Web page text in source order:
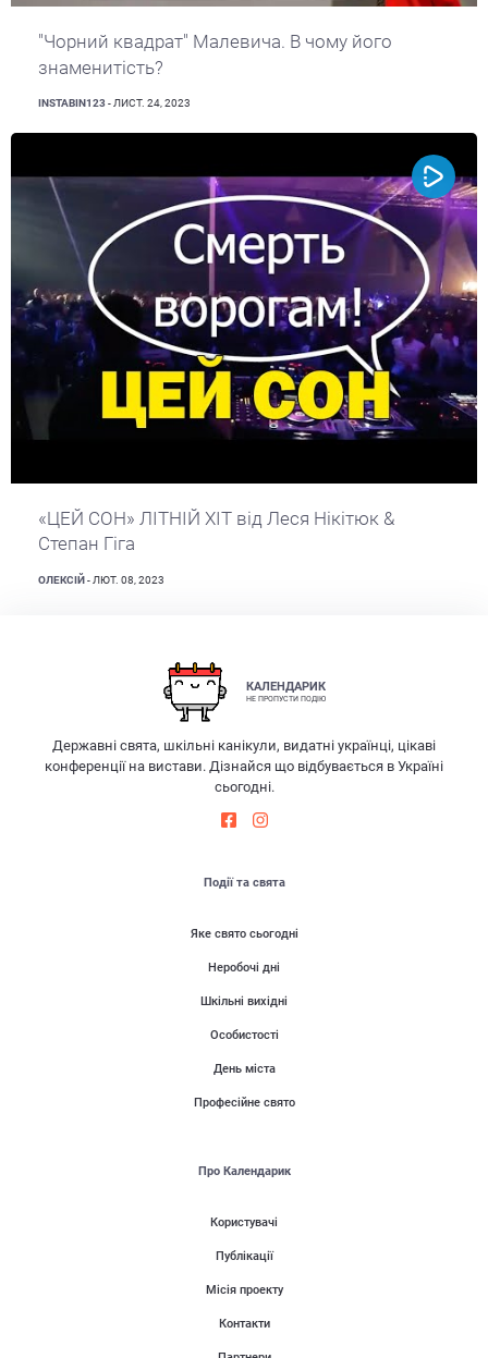
"Чорний квадрат" Малевича. В чому його
знаменитість?
INSTABIN123 - ЛИСТ. 24, 2023
«ЦЕЙ СОН» ЛІТНІЙ ХІТ від Леся Нікітюк &
Степан Гіга
ОЛЕКСІЙ - ЛЮТ. 08, 2023
КАЛЕНДАРИК
НЕ ПРОПУСТИ ПОДІЮ
Державні свята, шкільні канікули, видатні українці, цікаві
конференції на вистави. Дізнайся що відбувається в Україні
сьогодні.
Події та свята
Яке свято сьогодні
Неробочі дні
Шкільні вихідні
Особистості
День міста
Професійне свято
Про Календарик
Користувачі
Публікації
Місія проекту
Контакти